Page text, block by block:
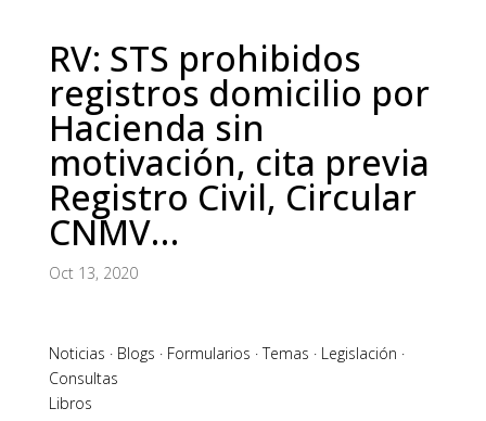
RV: STS prohibidos
registros domicilio por
Hacienda sin
motivación, cita previa
Registro Civil, Circular
CNMV…
Oct 13, 2020
Noticias · Blogs · Formularios · Temas · Legislación ·
Consultas
Libros